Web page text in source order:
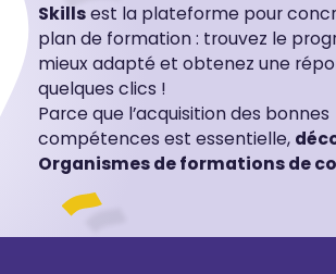
Skillsest la plateforme pour
plan de formation : trouvez le
mieux adapté et obtenez une
quelques clics !
Parce que l’acquisition des bonnes
compétences est essentielle,
Organismes de formations de